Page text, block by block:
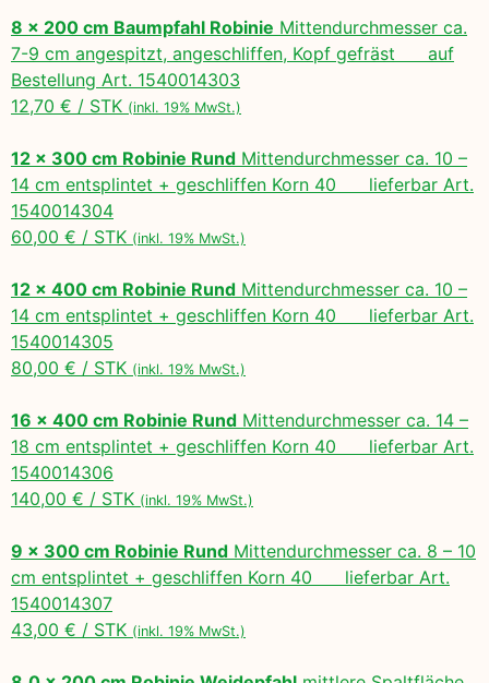
8 x 200 cm Baumpfahl Robinie Mittendurchmesser ca.
7-9 cm angespitzt, angeschliffen, Kopf gefräst auf
Bestellung Art. 1540014303
12,70 € / STK (inkl. 19% MwSt.)
12 x 300 cm Robinie Rund Mittendurchmesser ca. 10 –
14 cm entsplintet + geschliffen Korn 40 lieferbar Art.
1540014304
60,00 € / STK (inkl. 19% MwSt.)
12 x 400 cm Robinie Rund Mittendurchmesser ca. 10 –
14 cm entsplintet + geschliffen Korn 40 lieferbar Art.
1540014305
80,00 € / STK (inkl. 19% MwSt.)
16 x 400 cm Robinie Rund Mittendurchmesser ca. 14 –
18 cm entsplintet + geschliffen Korn 40 lieferbar Art.
1540014306
140,00 € / STK (inkl. 19% MwSt.)
9 x 300 cm Robinie Rund Mittendurchmesser ca. 8 – 10
cm entsplintet + geschliffen Korn 40 lieferbar Art.
1540014307
43,00 € / STK (inkl. 19% MwSt.)